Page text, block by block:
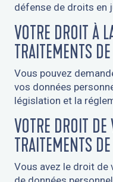
défense de droits en
VOTRE DROIT À
TRAITEMENTS
Vous pouvez
vos données
législation et la
VOTRE DROIT
TRAITEMENTS
Vous avez le droit de